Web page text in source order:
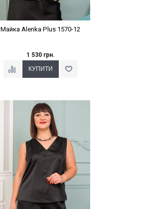
Майка Alenka Plus 1570-12
1 530 грн.
Наклейки Варіант з %